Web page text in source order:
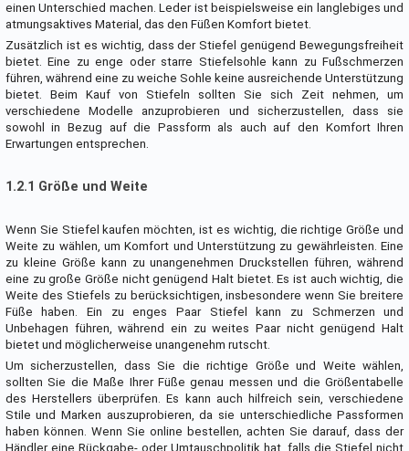
einen Unterschied machen. Leder ist beispielsweise ein langlebiges und
atmungsaktives Material, das den Füßen Komfort bietet.
Zusätzlich ist es wichtig, dass der Stiefel genügend Bewegungsfreiheit
bietet. Eine zu enge oder starre Stiefelsohle kann zu Fußschmerzen
führen, während eine zu weiche Sohle keine ausreichende Unterstützung
bietet. Beim Kauf von Stiefeln sollten Sie sich Zeit nehmen, um
verschiedene Modelle anzuprobieren und sicherzustellen, dass sie
sowohl in Bezug auf die Passform als auch auf den Komfort Ihren
Erwartungen entsprechen.
1.2.1 Größe und Weite
Wenn Sie Stiefel kaufen möchten, ist es wichtig, die richtige Größe und
Weite zu wählen, um Komfort und Unterstützung zu gewährleisten. Eine
zu kleine Größe kann zu unangenehmen Druckstellen führen, während
eine zu große Größe nicht genügend Halt bietet. Es ist auch wichtig, die
Weite des Stiefels zu berücksichtigen, insbesondere wenn Sie breitere
Füße haben. Ein zu enges Paar Stiefel kann zu Schmerzen und
Unbehagen führen, während ein zu weites Paar nicht genügend Halt
bietet und möglicherweise unangenehm rutscht.
Um sicherzustellen, dass Sie die richtige Größe und Weite wählen,
sollten Sie die Maße Ihrer Füße genau messen und die Größentabelle
des Herstellers überprüfen. Es kann auch hilfreich sein, verschiedene
Stile und Marken auszuprobieren, da sie unterschiedliche Passformen
haben können. Wenn Sie online bestellen, achten Sie darauf, dass der
Händler eine Rückgabe- oder Umtauschpolitik hat, falls die Stiefel nicht